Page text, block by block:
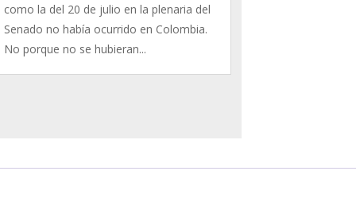
como la del 20 de julio en la plenaria del
Senado no había ocurrido en Colombia.
No porque no se hubieran...